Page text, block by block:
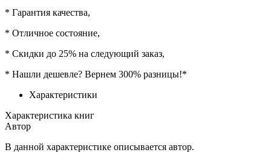
* Гарантия качества,
* Отличное состояние,
* Скидки до 25% на следующий заказ,
* Нашли дешевле? Вернем 300% разницы!*
Характеристики
Характеристика книг
Автор
В данной характеристике описывается автор.